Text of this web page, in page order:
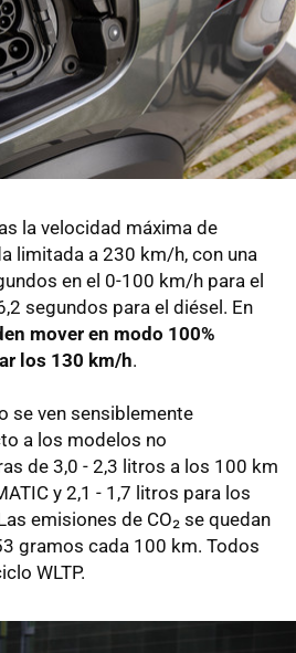
la velocidad máxima de
limitada a 230 km/h, con una
en el 0-100 km/h para el
segundos para el diésel. En
mover en modo 100%
los 130 km/h.
se ven sensiblemente
a los modelos no
de 3,0 - 2,3 litros a los 100 km
y 2,1 - 1,7 litros para los
emisiones de CO₂ se quedan
gramos cada 100 km. Todos
WLTP.